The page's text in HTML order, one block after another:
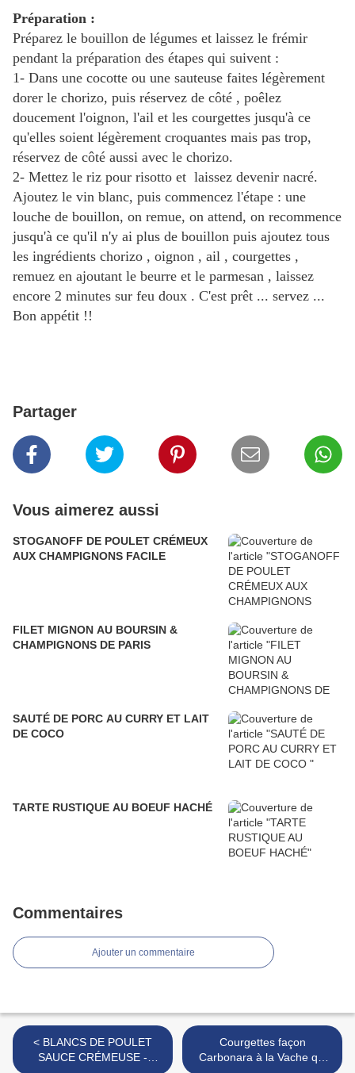
Préparation :
Préparez le bouillon de légumes et laissez le frémir
pendant la préparation des étapes qui suivent :
1- Dans une cocotte ou une sauteuse faites légèrement
dorer le chorizo, puis réservez de côté , poêlez
doucement l'oignon, l'ail et les courgettes jusqu'à ce
qu'elles soient légèrement croquantes mais pas trop,
réservez de côté aussi avec le chorizo.
2- Mettez le riz pour risotto et laissez devenir nacré.
Ajoutez le vin blanc, puis commencez l'étape : une
louche de bouillon, on remue, on attend, on recommence
jusqu'à ce qu'il n'y ai plus de bouillon puis ajoutez tous
les ingrédients chorizo , oignon , ail , courgettes ,
remuez en ajoutant le beurre et le parmesan , laissez
encore 2 minutes sur feu doux . C'est prêt ... servez ...
Bon appétit !!
Partager
Vous aimerez aussi
STOGANOFF DE POULET CRÉMEUX
AUX CHAMPIGNONS FACILE
FILET MIGNON AU BOURSIN &
CHAMPIGNONS DE PARIS
SAUTÉ DE PORC AU CURRY ET LAIT
DE COCO
TARTE RUSTIQUE AU BOEUF HACHÉ
Commentaires
Ajouter un commentaire
< BLANCS DE POULET
SAUCE CRÉMEUSE -
Courgettes façon
Carbonara à la Vache qui